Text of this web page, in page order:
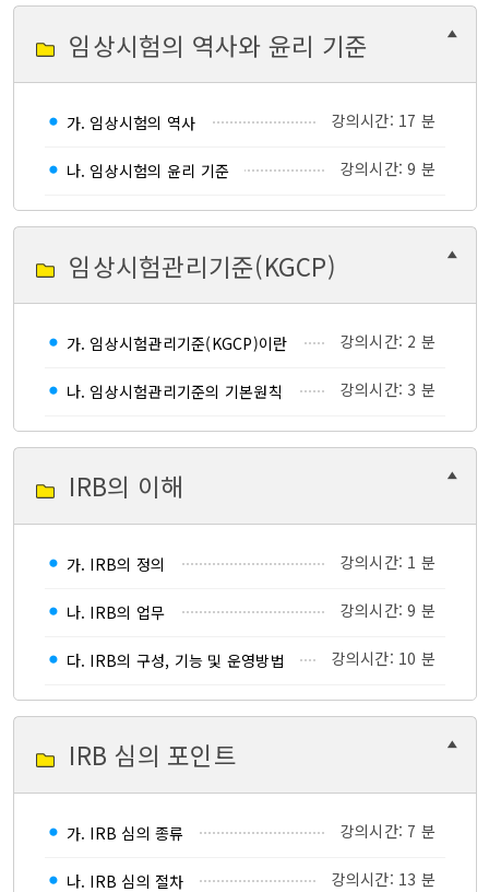
임상시험의 역사와 윤리 기준
가. 임상시험의 역사 강의시간: 17 분
나. 임상시험의 윤리 기준 강의시간: 9 분
임상시험관리기준(KGCP)
가. 임상시험관리기준(KGCP)이란 강의시간: 2 분
나. 임상시험관리기준의 기본원칙 강의시간: 3 분
IRB의 이해
가. IRB의 정의 강의시간: 1 분
나. IRB의 업무 강의시간: 9 분
다. IRB의 구성, 기능 및 운영방법 강의시간: 10 분
IRB 심의 포인트
가. IRB 심의 종류 강의시간: 7 분
나. IRB 심의 절차 강의시간: 13 분